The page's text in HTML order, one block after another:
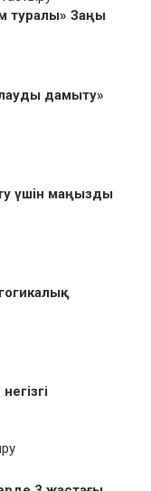
туралы» Заңы
дамыту»
үшін маңызды